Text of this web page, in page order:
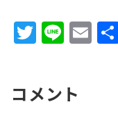
T
w
te
Li
n
E
m
コメント